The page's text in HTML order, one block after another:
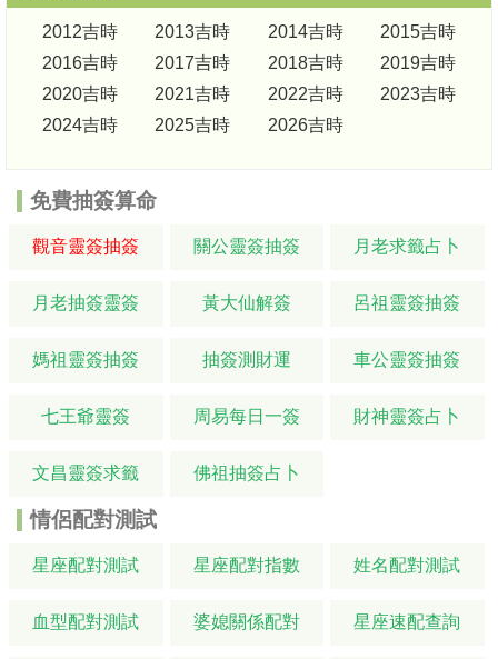
2012吉時 2013吉時 2014吉時
2015吉時
2016吉時
2017吉時 2018吉時
2019吉時
2020吉時
2021吉時 2022吉時
2023吉時
2024吉時
2025吉時 2026吉時
免費抽簽算命
觀音靈簽抽簽 關公靈簽抽簽 月老求籤占卜
月老抽簽靈簽 黃大仙解簽 呂祖靈簽抽簽
媽祖靈簽抽簽 抽簽測財運 車公靈簽抽簽
七王爺靈簽 周易每日一簽 財神靈簽占卜
文昌靈簽求籤 佛祖抽簽占卜
情侶配對測試
星座配對測試 星座配對指數 姓名配對測試
血型配對測試 婆媳關係配對 星座速配查詢